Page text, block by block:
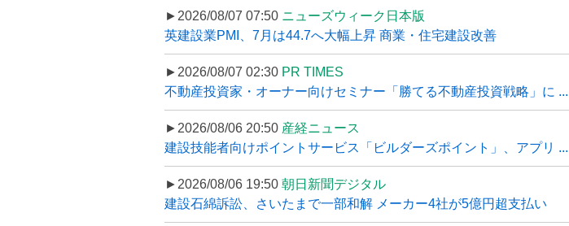
►2026/08/07 07:50 ニューズウィーク日本版
英建設業PMI、7月は44.7へ大幅上昇 商業・住宅建設改善
►2026/08/07 02:30 PR TIMES
不動産投資家・オーナー向けセミナー「勝てる不動産投資戦略」に ...
►2026/08/06 20:50 産経ニュース
建設技能者向けポイントサービス「ビルダーズポイント」、アプリ ...
►2026/08/06 19:50 朝日新聞デジタル
建設石綿訴訟、さいたまで一部和解 メーカー4社が5億円超支払い